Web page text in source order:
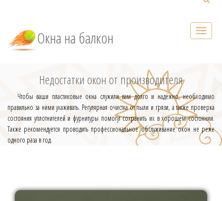
Окна на балкон
Недостатки окон от производителя
Чтобы ваши пластиковые окна служили вам долго и надёжно, необходимо
правильно за ними ухаживать. Регулярная очистка от пыли и грязи, а также проверка
состояния уплотнителей и фурнитуры помогут сохранить их в хорошем состоянии.
Также рекомендуется проводить профессиональное обслуживание окон не реже
одного раза в год.